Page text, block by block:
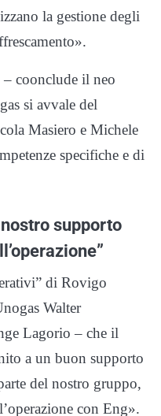
la gestione degli
coonclude il neo
si avvale del
Masiero e Michele
specifiche e di
supporto
di Rovigo
Walter
Lagorio – che il
a un buon supporto
del nostro gruppo,
con Eng».